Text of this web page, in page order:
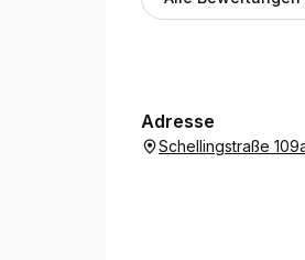
sich gut auf
Adresse
Schellingstraße